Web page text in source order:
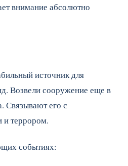
внимание абсолютно
источник для
Возвели сооружение еще в
Связывают его с
и террором.
событиях: